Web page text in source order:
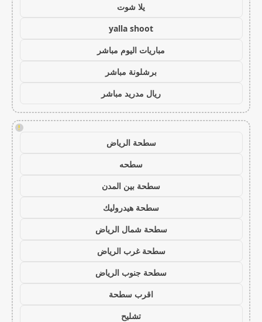
يلا شوت
yalla shoot
مباريات اليوم مباشر
برشلونة مباشر
ريال مدريد مباشر
!
سطحة الرياض
سطحه
سطحة بين المدن
سطحة هيدروليك
سطحة شمال الرياض
سطحة غرب الرياض
سطحة جنوب الرياض
اقرب سطحة
تشليح